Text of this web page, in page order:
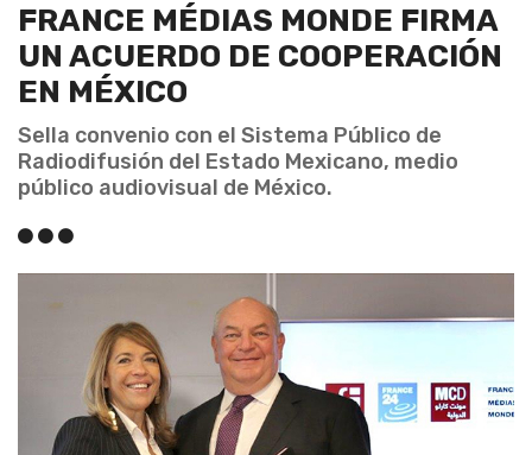
FRANCE MÉDIAS MONDE FIRMA
UN ACUERDO DE COOPERACIÓN
EN MÉXICO
Sella convenio con el Sistema Público de
Radiodifusión del Estado Mexicano, medio
público audiovisual de México.